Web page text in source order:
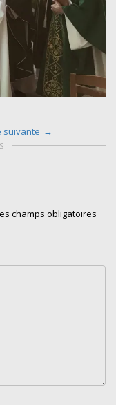
suivante
champs obligatoires